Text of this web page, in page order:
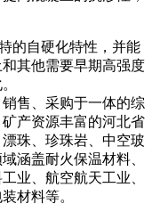
的自硬化特性，并能
其他需要早期高强度
售、采购于一体的综
产资源丰富的河北省
珠、珍珠岩、中空玻
涵盖耐火保温材料、
业、航空航天工业、
材料等。